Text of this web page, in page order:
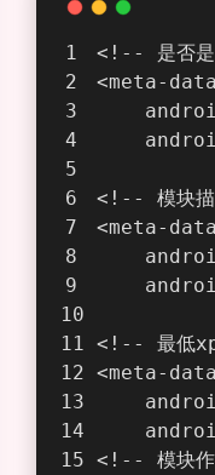
<!-- 是否是
<meta-data
<!-- 模块描
<meta-data
<!-- 最低
<meta-data
<!-- 模块